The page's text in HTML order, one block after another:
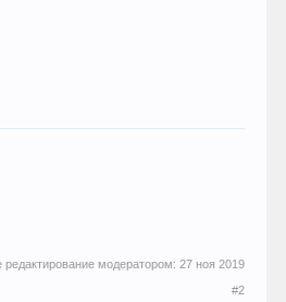
редактирование модератором: 27 ноя 2019
#2